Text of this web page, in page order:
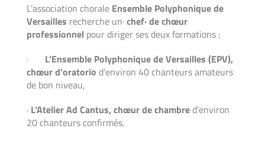
L’association chorale Ensemble Polyphonique de
Versailles recherche un·chef· de chœur
professionnel pour diriger ses deux formations :
· L’Ensemble Polyphonique de Versailles (EPV),
chœur d’oratorio d’environ 40 chanteurs amateurs
de bon niveau,
· L’Atelier Ad Cantus, chœur de chambred’environ
20 chanteurs confirmés.